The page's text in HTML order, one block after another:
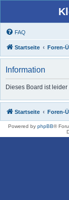
FAQ
Startseite Foren-
Information
Dieses Board ist
Startseite Foren-
Powered by phpBB®